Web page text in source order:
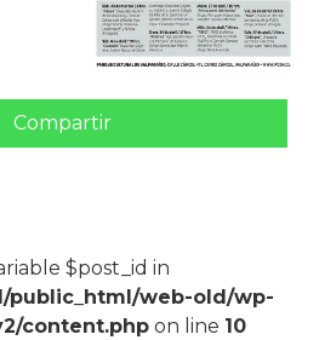
Compartir
$post_id in
public_html/web-old/wp-
content.php on line 10